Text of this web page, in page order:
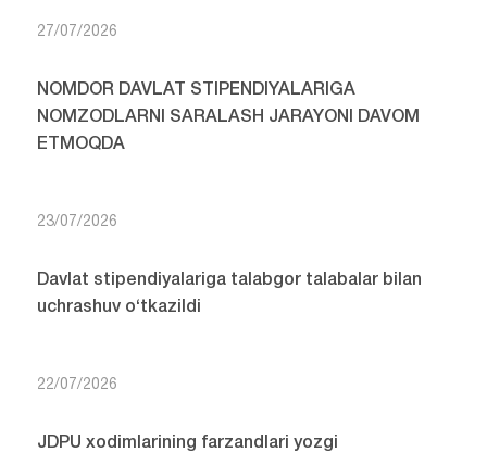
27/07/2026
NOMDOR DAVLAT STIPENDIYALARIGA
NOMZODLARNI SARALASH JARAYONI DAVOM
ETMOQDA
23/07/2026
Davlat stipendiyalariga talabgor talabalar bilan
uchrashuv o‘tkazildi
22/07/2026
JDPU xodimlarining farzandlari yozgi